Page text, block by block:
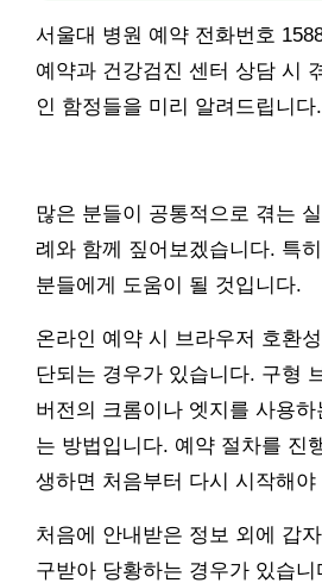
서울대 병원 예약 전화번호
예약과 건강검진 센터 상담 시
인 함정들을 미리 알려드립니다.
많은 분들이 공통적으로 겪는
례와 함께 짚어보겠습니다. 특
분들에게 도움이 될 것입니다.
온라인 예약 시 브라우저 호환
단되는 경우가 있습니다. 구형
버전의 크롬이나 엣지를 사용
는 방법입니다. 예약 절차를 진
생하면 처음부터 다시 시작해
처음에 안내받은 정보 외에 갑
구받아 당황하는 경우가 있습